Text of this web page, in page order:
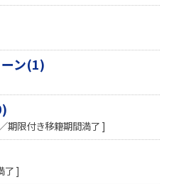
ン(1)
期限付き移籍期間満了 ]
了 ]